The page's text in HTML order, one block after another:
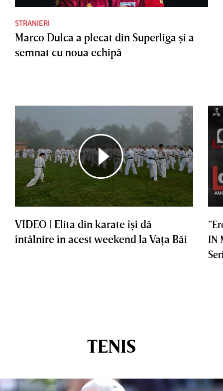
STRANIERI
Marco Dulca a plecat din Superliga şi a
semnat cu noua echipă
VIDEO | Elita din karate îşi dă
întâlnire în acest weekend la Vaţa Băi
IN
TENIS